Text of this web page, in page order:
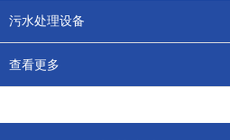
污水处理设备
查看更多